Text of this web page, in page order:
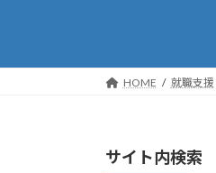
HOME 就職支援
サイト内検索